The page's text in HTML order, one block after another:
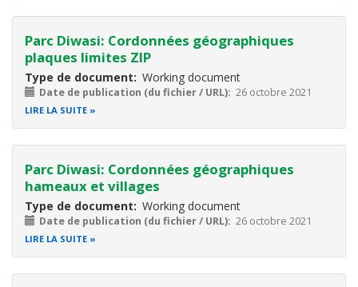
Parc Diwasi: Cordonnées géographiques
plaques limites ZIP
Type de document Working document
Date de publication (du fichier / URL) 26 octobre 2021
LIRE LA SUITE
Parc Diwasi: Cordonnées géographiques
hameaux et villages
Type de document Working document
Date de publication (du fichier / URL) 26 octobre 2021
LIRE LA SUITE